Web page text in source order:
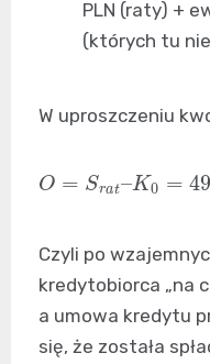
PLN (raty) +
(których tu
W uproszczeniu
O=S a 0= 499
Czyli po
kredytobiorca „na
a umowa kredytu
się, że została